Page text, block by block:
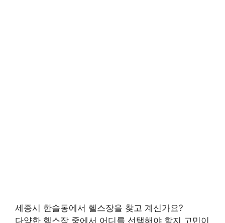
세종시 한솔동에서 헬스장을 찾고 계신가요?
다양한 헬스장 중에서 어디를 선택해야 할지 고민이